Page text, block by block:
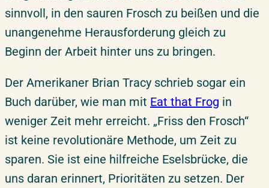
sinnvoll, in den sauren Frosch zu beißen und die
unangenehme Herausforderung gleich zu
Beginn der Arbeit hinter uns zu bringen.
Der Amerikaner Brian Tracy schrieb sogar ein
Buch darüber, wie man mit Eat that Frog in
weniger Zeit mehr erreicht. „Friss den Frosch“
ist keine revolutionäre Methode, um Zeit zu
sparen. Sie ist eine hilfreiche Eselsbrücke, die
uns daran erinnert, Prioritäten zu setzen. Der